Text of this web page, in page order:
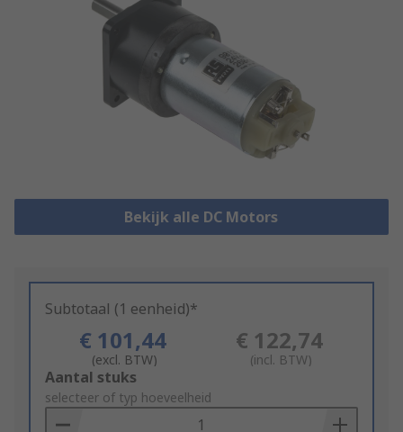
Bekijk alle DC Motors
Subtotaal (1 eenheid)*
€ 101,44
(excl. BTW)
€ 122,74
(incl. BTW)
Add
to
Basket
Aantal stuks
selecteer of typ hoeveelheid